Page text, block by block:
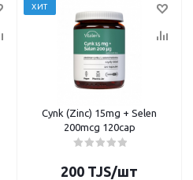
ХИТ
Cynk (Zinc) 15mg + Selen
200mcg 120cap
200 TJS/шт